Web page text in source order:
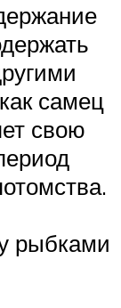
самец
свою
рыбками